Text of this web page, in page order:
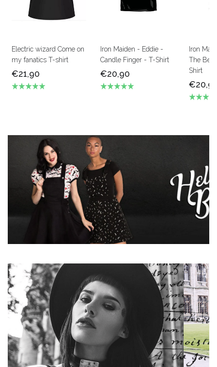
Electric wizard Come on
my fanatics T-shirt
€21,90
Iron Maiden - Eddie -
Candle Finger - T-Shirt
€20,90
Iron
The
Shirt